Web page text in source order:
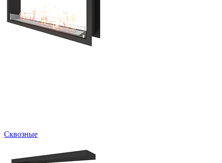
Сквозные